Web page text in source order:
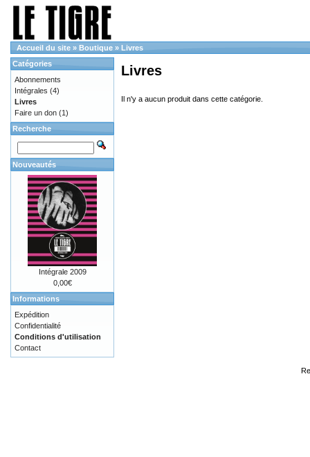
Accueil du site » Boutique » Livres
Livres
Il n'y a aucun produit dans cette catégorie.
Catégories
Abonnements
Intégrales (4)
Livres
Faire un don (1)
Recherche
Nouveautés
Intégrale 2009
0,00€
Informations
Expédition
Confidentialité
Conditions d'utilisation
Contact